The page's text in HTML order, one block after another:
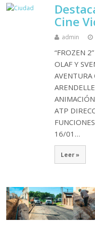
Cine
admin
“FROZEN
OLAF Y
ATP
16/01…
Leer »